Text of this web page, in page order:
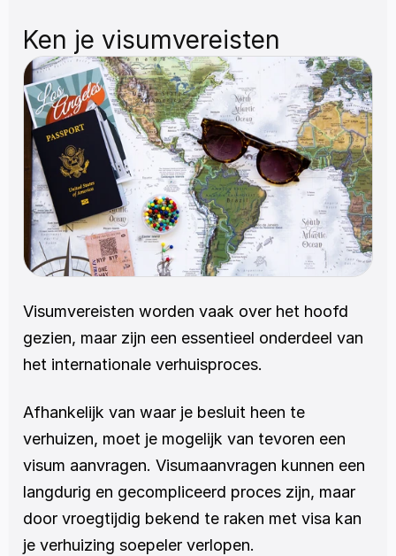
Ken je visumvereisten
Visumvereisten worden vaak over het hoofd
gezien, maar zijn een essentieel onderdeel van
het internationale verhuisproces.
Afhankelijk van waar je besluit heen te
verhuizen, moet je mogelijk van tevoren een
visum aanvragen. Visumaanvragen kunnen een
langdurig en gecompliceerd proces zijn, maar
door vroegtijdig bekend te raken met visa kan
je verhuizing soepeler verlopen.